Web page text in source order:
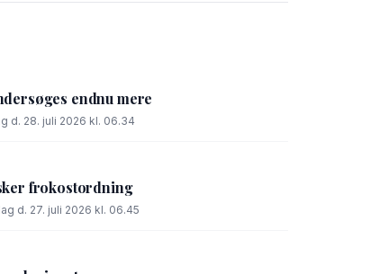
endnu mere
d. 28. juli 2026 kl. 06.34
frokostordning
d. 27. juli 2026 kl. 06.45